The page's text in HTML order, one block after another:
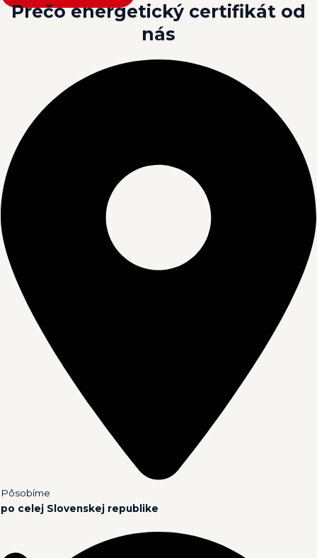
Prečo energetický certifikát od
nás
Pôsobíme
po celej Slovenskej republike